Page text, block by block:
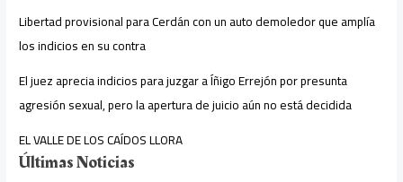
Libertad provisional para Cerdán con un auto demoledor que amplía
los indicios en su contra
El juez aprecia indicios para juzgar a Íñigo Errejón por presunta
agresión sexual, pero la apertura de juicio aún no está decidida
EL VALLE DE LOS CAÍDOS LLORA
Últimas Noticias